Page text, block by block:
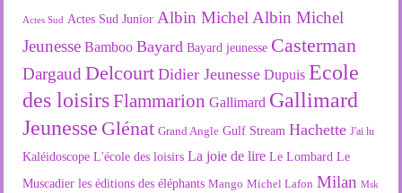
Actes Sud Actes Sud Junior Albin Michel Albin Michel
Jeunesse Bamboo Bayard Bayard jeunesse Casterman
Dargaud Delcourt Didier Jeunesse Dupuis Ecole
des loisirsFlammarion Gallimard Gallimard
Jeunesse Glénat Grand Angle Gulf Stream Hachette J'ai lu
Kaléidoscope L'école des loisirs La joie de lire Le Lombard Le
Muscadier les éditions des éléphants Mango Michel Lafon Milan Msk